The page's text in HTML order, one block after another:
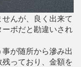
んが、良く出来て
ボだと勘違いされ
が随所から滲み出
っており、金額を